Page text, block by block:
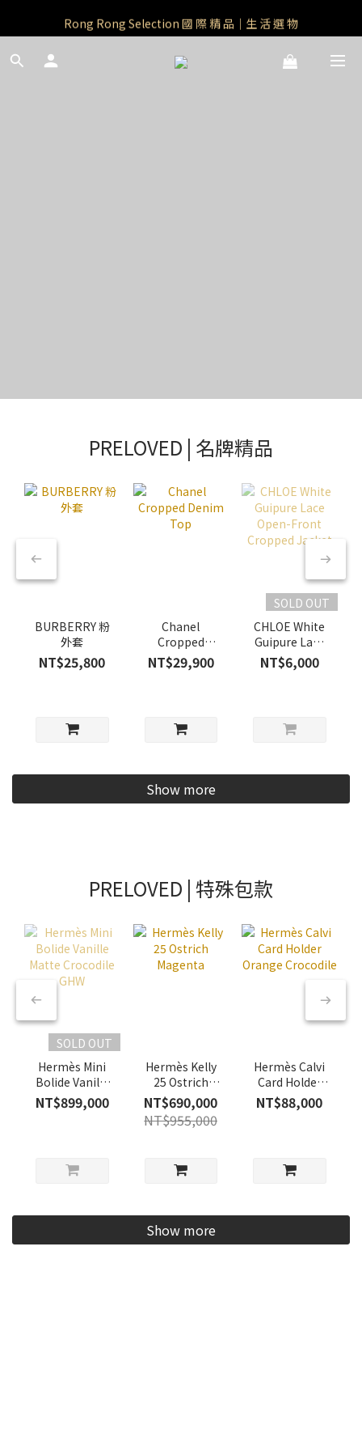
Rong Rong Paradise｜知名IP授權品牌｜Care Bears
Rong Rong Selection 國 際 精 品｜生 活 選 物
Rong Rong Selection服 飾 | 自 訂 品 牌 服 飾
PRELOVED | 名牌精品
BURBERRY 粉
外套
NT$25,800
Chanel
Cropped
Denim Top
NT$29,900
SOLD OUT
CHLOE White
Guipure Lace
Open-Front
Cropped
NT$6,000
Show more
PRELOVED | 特殊包款
SOLD OUT
Hermès Mini
Bolide Vanille
Matte
Crocodile
NT$899,000
Hermès Kelly
25 Ostrich
Magenta
NT$690,000
NT$955,000
Hermès Calvi
Card Holder
Orange
Crocodile
NT$88,000
Show more